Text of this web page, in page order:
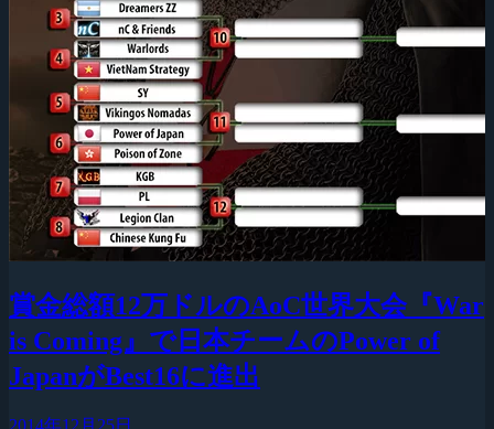
賞金総額12万ドルのAoC世界大会『War
is Coming』で日本チームのPower of
JapanがBest16に進出